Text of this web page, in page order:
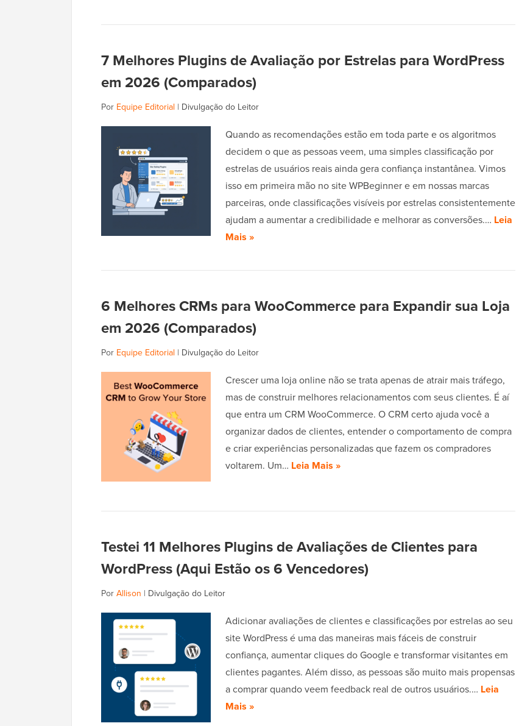
7 Melhores Plugins de Avaliação por Estrelas para WordPress
em 2026 (Comparados)
Por Equipe Editorial | Divulgação do Leitor
Quando as recomendações estão em toda parte e os algoritmos
decidem o que as pessoas veem, uma simples classificação por
estrelas de usuários reais ainda gera confiança instantânea. Vimos
isso em primeira mão no site WPBeginner e em nossas marcas
parceiras, onde classificações visíveis por estrelas consistentemente
ajudam a aumentar a credibilidade e melhorar as conversões.… Leia
Mais »
6 Melhores CRMs para WooCommerce para Expandir sua Loja
em 2026 (Comparados)
Por Equipe Editorial | Divulgação do Leitor
Crescer uma loja online não se trata apenas de atrair mais tráfego,
mas de construir melhores relacionamentos com seus clientes. É aí
que entra um CRM WooCommerce. O CRM certo ajuda você a
organizar dados de clientes, entender o comportamento de compra
e criar experiências personalizadas que fazem os compradores
voltarem. Um… Leia Mais »
Testei 11 Melhores Plugins de Avaliações de Clientes para
WordPress (Aqui Estão os 6 Vencedores)
PorAllison | Divulgação do Leitor
Adicionar avaliações de clientes e classificações por estrelas ao seu
site WordPress é uma das maneiras mais fáceis de construir
confiança, aumentar cliques do Google e transformar visitantes em
clientes pagantes. Além disso, as pessoas são muito mais propensas
a comprar quando veem feedback real de outros usuários.… Leia
Mais »